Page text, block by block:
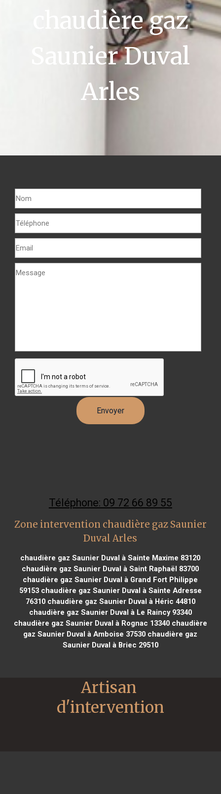
chaudière gaz
Saunier Duval
Arles
Téléphone: 09 72 66 89 55
Zone intervention chaudière gaz Saunier
Duval Arles
chaudière gaz Saunier Duval à Sainte Maxime 83120
chaudière gaz Saunier Duval à Saint Raphaël 83700
chaudière gaz Saunier Duval à Grand Fort Philippe
59153chaudière gaz Saunier Duval à Sainte Adresse
76310chaudière gaz Saunier Duval à Héric 44810
chaudière gaz Saunier Duval à Le Raincy 93340
chaudière gaz Saunier Duval à Rognac 13340chaudière
gaz Saunier Duval à Amboise 37530 chaudière gaz
Saunier Duval à Briec 29510
Artisan
d'intervention